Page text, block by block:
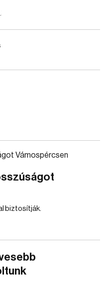
biztosítják.